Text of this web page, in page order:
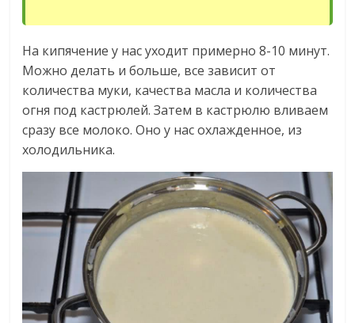
На кипячение у нас уходит примерно 8-10 минут.
Можно делать и больше, все зависит от
количества муки, качества масла и количества
огня под кастрюлей. Затем в кастрюлю вливаем
сразу все молоко. Оно у нас охлажденное, из
холодильника.